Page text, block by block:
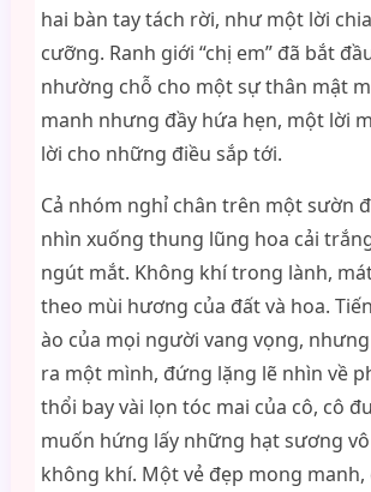
hai bàn tay tách rời, như một lời
cưỡng. Ranh giới “chị em” đã bắt
nhường chỗ cho một sự thân mật
manh nhưng đầy hứa hẹn, một lời
lời cho những điều sắp tới.
Cả nhóm nghỉ chân trên một sườn
nhìn xuống thung lũng hoa cải
ngút mắt. Không khí trong lành,
theo mùi hương của đất và hoa.
ào của mọi người vang vọng,
ra một mình, đứng lặng lẽ nhìn về
thổi bay vài lọn tóc mai của cô, cô
muốn hứng lấy những hạt sương
không khí. Một vẻ đẹp mong manh,